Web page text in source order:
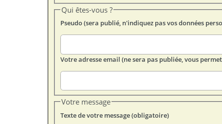
Qui êtes-vous ?
Pseudo (sera publié, n'indiquez pas vos données
Votre adresse email (ne sera pas publiée, vous
Votre message
Texte de votre message (obligatoire)